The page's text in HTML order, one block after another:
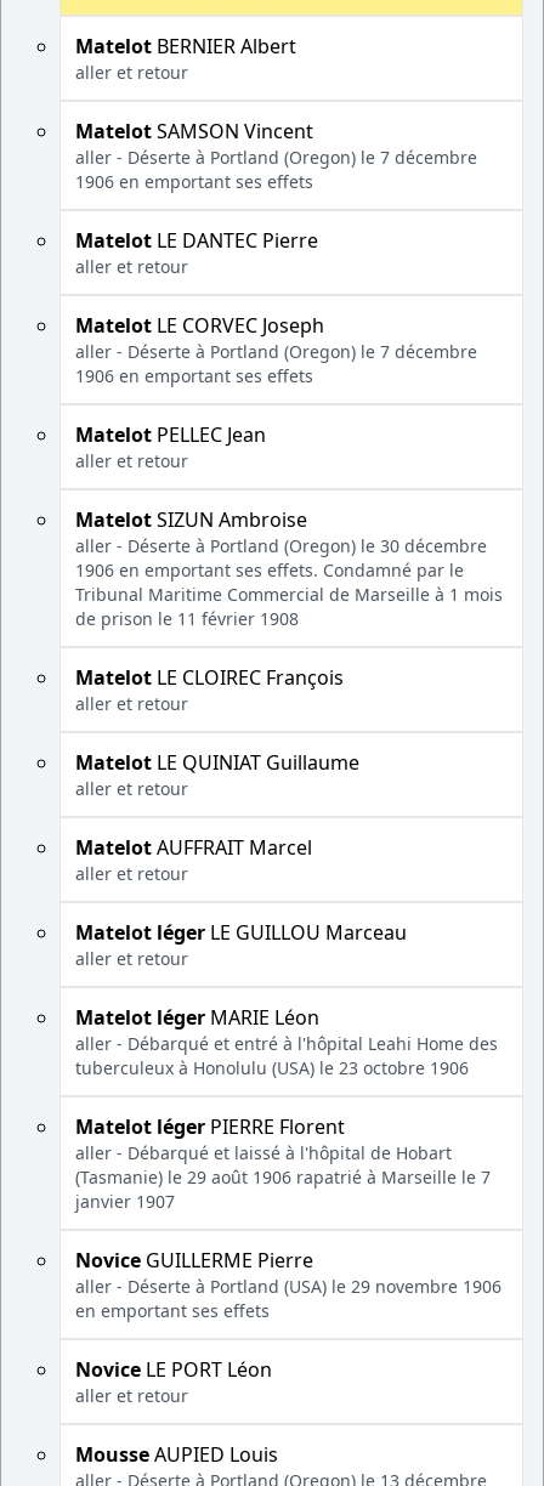
Matelot BERNIER Albert
aller et retour
MatelotSAMSON Vincent
aller - Déserte à Portland (Oregon) le 7 décembre
1906 en emportant ses effets
Matelot LE DANTEC Pierre
aller et retour
Matelot LE CORVEC Joseph
aller - Déserte à Portland (Oregon) le 7 décembre
1906 en emportant ses effets
Matelot PELLEC Jean
aller et retour
MatelotSIZUN Ambroise
aller - Déserte à Portland (Oregon) le 30 décembre
1906 en emportant ses effets. Condamné par le
Tribunal Maritime Commercial de Marseille à 1 mois
de prison le 11 février 1908
Matelot LE CLOIREC François
aller et retour
Matelot LE QUINIAT Guillaume
aller et retour
MatelotAUFFRAIT Marcel
aller et retour
Matelot léger LE GUILLOU Marceau
aller et retour
Matelot léger MARIE Léon
aller - Débarqué et entré à l'hôpital Leahi Home des
tuberculeux à Honolulu (USA) le 23 octobre 1906
Matelot léger PIERRE Florent
aller - Débarqué et laissé à l'hôpital de Hobart
(Tasmanie) le 29 août 1906 rapatrié à Marseille le 7
janvier 1907
Novice GUILLERME Pierre
aller - Déserte à Portland (USA) le 29 novembre 1906
en emportant ses effets
Novice LE PORT Léon
aller et retour
MousseAUPIED Louis
aller - Déserte à Portland (Oregon) le 13 décembre